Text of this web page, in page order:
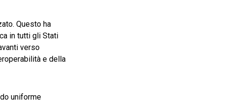
Questo ha
in tutti gli Stati
verso
e della
uniforme